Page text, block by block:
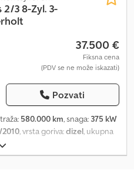
3 8-Zyl. 3-
37.500 €
Fiksna cena
(PDV se ne može iskazati)
Pozvati
580.000 km, snaga: 375 kW
, vrsta goriva:dizel, ukupna
retarder, boja:crn, tip prenosa: